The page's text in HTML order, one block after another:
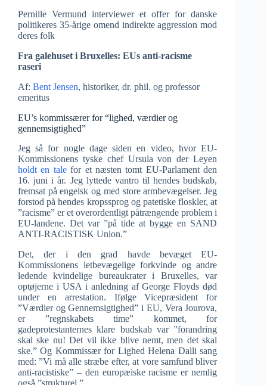
Pernille Vermund interviewer et offer for danske
politikeres 35-årige omend indirekte aggression mod
deres folk
Fra galehuset i Bruxelles: EUs anti-racisme
raseri
Af: Bent Jensen, historiker, dr. phil. og professor
emeritus
EU’s kommissærer for “lighed, værdier og
gennemsigtighed”
Jeg så for nogle dage siden en video, hvor EU-
Kommissionens tyske chef Ursula von der Leyen
holdt en talefor et næsten tomt EU-Parlament den
16. juni i år. Jeg lyttede vantro til hendes budskab,
fremsat på engelsk og med store armbevægelser. Jeg
forstod på hendes kropssprog og patetiske floskler, at
”racisme” er et overordentligt påtrængende problem i
EU-landene. Det var ”på tide at bygge en SAND
ANTI-RACISTISK Union.”
Det, der i den grad havde bevæget EU-
Kommissionens letbevægelige forkvinde og andre
ledende kvindelige bureaukrater i Bruxelles, var
optøjerne i USA i anledning af George Floyds død
under en arrestation. Ifølge Vicepræsident for
”Værdier og Gennemsigtighed” i EU, Vera Jourova,
er ”regnskabets time” kommet, for
gadeprotestanternes klare budskab var ”forandring
skal ske nu! Det vil ikke blive nemt, men det skal
ske.” Og Kommissær for Lighed Helena Dalli sang
med: ”Vi må alle stræbe efter, at vore samfund bliver
anti-racistiske” – den europæiske racisme er nemlig
også ”strukturel.”